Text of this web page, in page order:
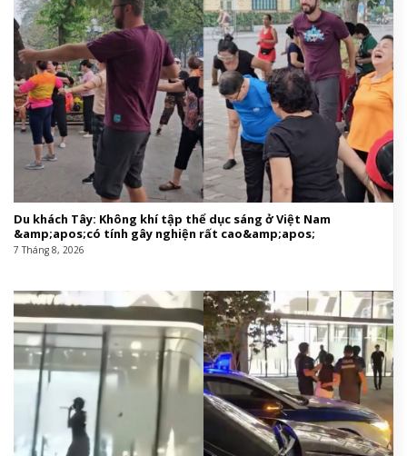
Du khách Tây: Không khí tập thể dục sáng ở Việt Nam
&amp;apos;có tính gây nghiện rất cao&amp;apos;
7 Tháng 8, 2026